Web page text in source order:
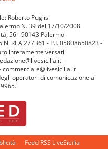
Roberto Puglisi
N. 39 del 17/10/2008
56 - 90143 Palermo
REA 277361 - P.I. 05808650823 -
interamente versati
-
operatori di comunicazione al
Feed RSS LiveSicilia